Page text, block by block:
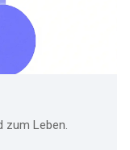
zum Leben.